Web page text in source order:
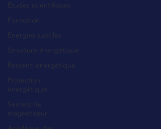
Etudes scientifiques
Formation
Energies subtiles
Structure énergétique
Ressenti énergétique
Protection
énergétique
Secrets de
magnétiseur